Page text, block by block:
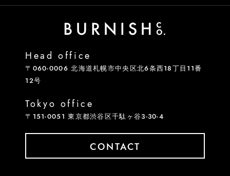
Head office
〒060-0006 北海道札幌市中央区北6条西18丁目11番
12号
Tokyo office
〒151-0051 東京都渋谷区千駄ヶ谷3-30-4
CONTACT